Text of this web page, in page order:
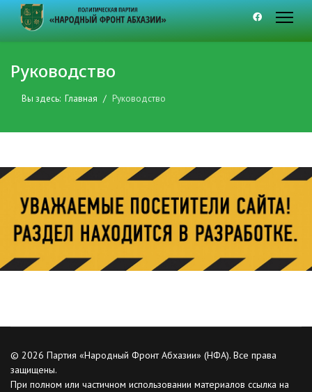
Руководство
Вы здесь: Главная Руководство
© 2026 Партия «Народный Фронт Абхазии» (НФА). Все права
защищены.
При полном или частичном использовании материалов ссылка на